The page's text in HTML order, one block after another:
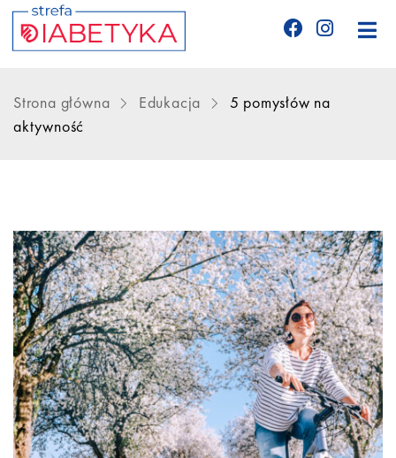
Glukometry
Niezbędnik cukrzyka
Wyznania diabetyka
Do pobrania
Strona główna Edukacja
5 pomysłów na
aktywność